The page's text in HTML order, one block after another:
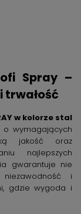
Spray –
trwałość
w kolorze stal
wymagających
jakość oraz
najlepszych
gwarantuje nie
i
gdzie wygoda i